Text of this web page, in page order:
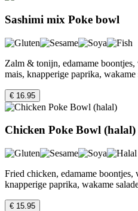
Sashimi mix Poke bowl
Zalm & tonijn, edamame
mais, knapperige paprika, wakame
€ 16.95
Chicken Poke Bowl (halal)
Fried chicken, edamame
knapperige paprika, wakame
€ 15.95